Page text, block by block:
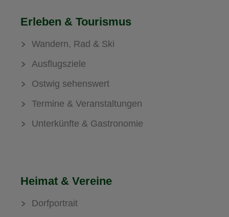
Erleben & Tourismus
Wandern, Rad & Ski
Ausflugsziele
Ostwig sehenswert
Termine & Veranstaltungen
Unterkünfte & Gastronomie
Heimat & Vereine
Dorfportrait